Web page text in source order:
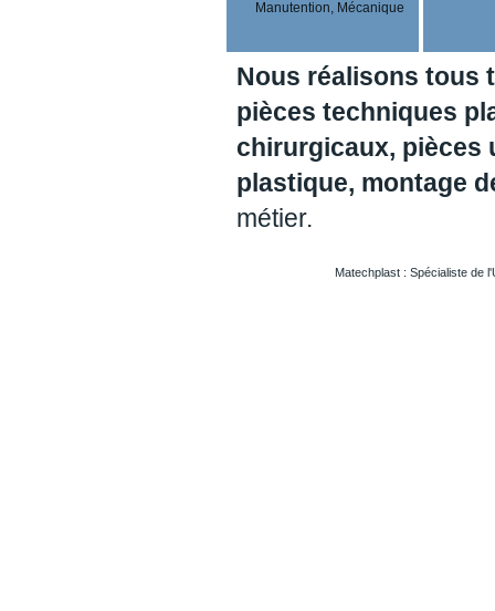
Manutention, Mécanique
Nous réalisons tous
pièces techniques
chirurgicaux, pièces
plastique, montage
métier.
Matechplast : Spécialiste de